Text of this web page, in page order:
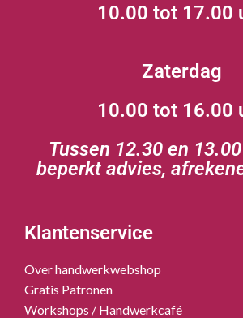
10.00 tot 17.00
Zaterdag
10.00 tot 16.00
Tussen 12.30 en
beperkt advies,
Klantenservice
Over handwerkwebshop
Gratis Patronen
Workshops / Handwerkcafé